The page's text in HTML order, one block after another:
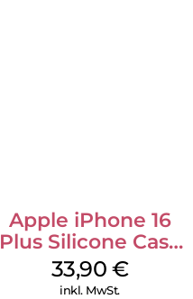
Apple iPhone 16
Plus Silicone Case
MagSafe Lake
Green
33,90 €
inkl. MwSt.